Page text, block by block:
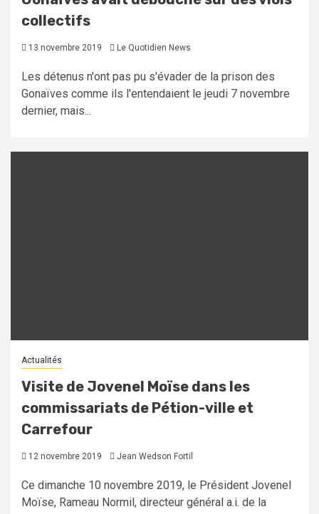
collectifs
13 novembre 2019 Le Quotidien News
Les détenus n'ont pas pu s'évader de la prison des
Gonaïves comme ils l'entendaient le jeudi 7 novembre
dernier, mais...
Actualités
Visite de Jovenel Moïse dans les
commissariats de Pétion-ville et
Carrefour
12 novembre 2019 Jean Wedson Fortil
Ce dimanche 10 novembre 2019, le Président Jovenel
Moïse, Rameau Normil, directeur général a.i. de la